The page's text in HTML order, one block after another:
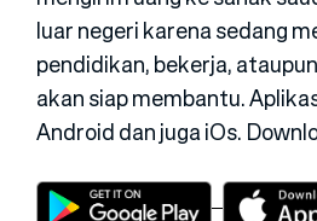
luar negeri karena sedang
pendidikan, bekerja,
akan siap membantu.
Android dan juga iOs.